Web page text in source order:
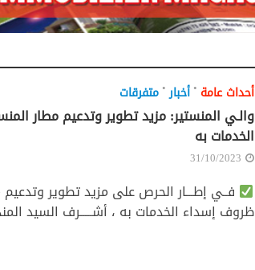
أحداث عامة • أخبار• متفرقات
والـي المنستير: مزيد تطوير وتدعيم مطار
الخدمات به
31/10/2023
فــي إطـــار الحرص على مزيد تطوير
ظروف إسداء الخدمات به ، أشـــــرف السيد